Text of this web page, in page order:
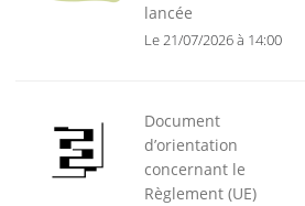
lancée
Le 21/07/2026 à 14:00
Document
d’orientation
concernant le
Règlement (UE)